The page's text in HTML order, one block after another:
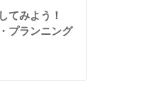
てみよう！
プランニング